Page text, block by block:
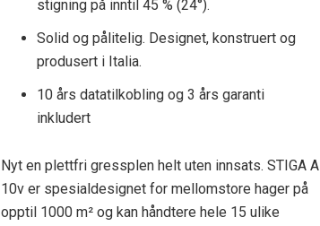
stigning på inntil 45 % (24°).
Solid og pålitelig. Designet, konstruert og
produsert i Italia.
10 års datatilkobling og 3 års garanti
inkludert
Nyt en plettfri gressplen helt uten innsats. STIGA A
10v er spesialdesignet for mellomstore hager på
opptil 1000 m² og kan håndtere hele 15 ulike